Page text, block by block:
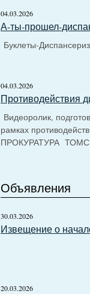
04.03.2026
А-ты-прошел-
Буклеты-
04.03.2026
Противодействия
Видеоролик,
рамках
ПРОКУРАТУРА
Объявления
30.03.2026
Извещение о
20.03.2026